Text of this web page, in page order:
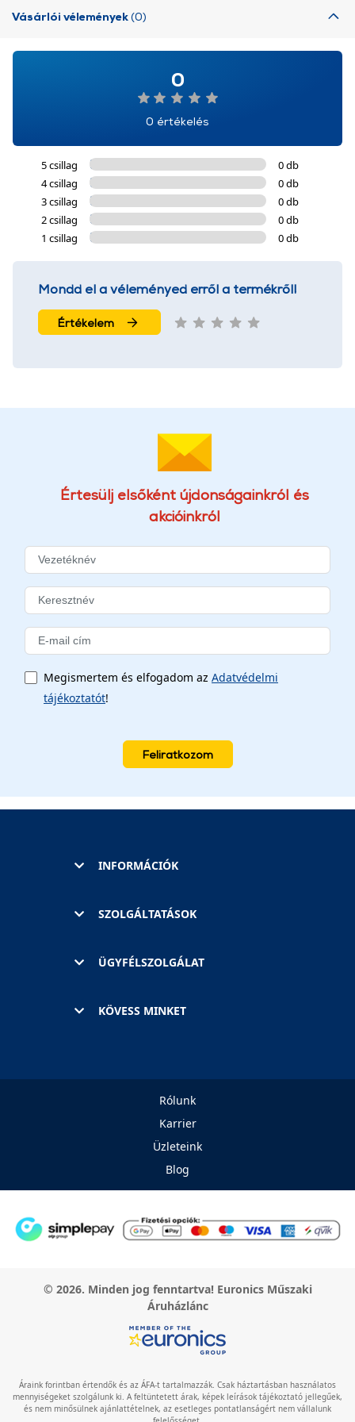
Vásárlói vélemények(0)
0
0 értékelés
5 csillag
0 db
4 csillag
0 db
3 csillag
0 db
2 csillag
0 db
1 csillag
0 db
Mondd el a véleményed erről a termékről!
Értékelem
Értesülj elsőként újdonságainkról és
akcióinkról
Megismertem és elfogadom az Adatvédelmi
tájékoztatót!
Feliratkozom
INFORMÁCIÓK
SZOLGÁLTATÁSOK
ÜGYFÉLSZOLGÁLAT
KÖVESS MINKET
Rólunk
Karrier
Üzleteink
Blog
© 2026. Minden jog fenntartva! Euronics Műszaki
Áruházlánc
Áraink forintban értendők és az ÁFA-t tartalmazzák. Csak háztartásban használatos
mennyiségeket szolgálunk ki. A feltüntetett árak, képek leírások tájékoztató jellegűek,
és nem minősülnek ajánlattételnek, az esetleges pontatlanságért nem vállalunk